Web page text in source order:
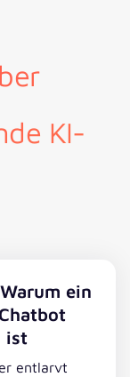
KI-
ein
ist
entlarvt